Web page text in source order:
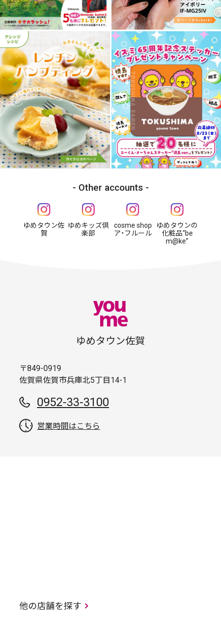
Other accounts
ゆめタウン佐
賀
ゆめキッズ倶
楽部
cosme shop
ア・フルール
ゆめタウンの
化粧品“be
m@ke”
ゆめタウン佐賀
〒849-0919
佐賀県佐賀市兵庫北5丁目14-1
0952-33-3100
営業時間はこちら
他の店舗を探す